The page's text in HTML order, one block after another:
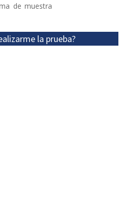
de muestra
la prueba?